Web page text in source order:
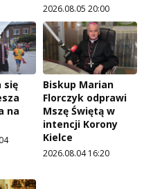
2026.08.05 20:00
się
na
Biskup Marian
Florczyk odprawi
Mszę Świętą w
intencji Korony
Kielce
2026.08.04 16:20